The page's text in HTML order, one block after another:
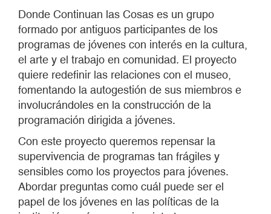
Donde Continuan las Cosas es un grupo
formado por antiguos participantes de los
programas de jóvenes con interés en la cultura,
el arte y el trabajo en comunidad. El proyecto
quiere redefinir las relaciones con el museo,
fomentando la autogestión de sus miembros e
involucrándoles en la construcción de la
programación dirigida a jóvenes.
Con este proyecto queremos repensar la
supervivencia de programas tan frágiles y
sensibles como los proyectos para jóvenes.
Abordar preguntas como cuál puede ser el
papel de los jóvenes en las políticas de la